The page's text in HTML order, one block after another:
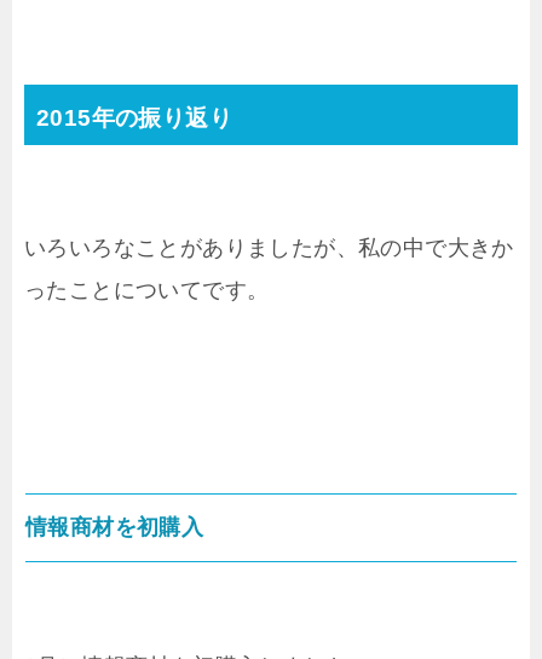
2015年の振り返り
いろいろなことがありましたが、私の中で大きか
ったことについてです。
情報商材を初購入